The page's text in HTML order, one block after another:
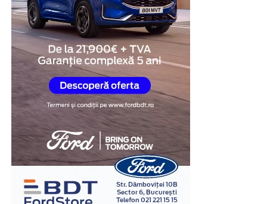
stat.
Poți verifica statutul unui avocat direct pe site-ul oficial
al baroului sau pe platformele profesionale dedicate. Un
avocat Iașiserios va avea întotdeauna aceste informații
publice și verificabile.
3. Evaluează experiența și
rezultatele
Experiența contează enorm în avocatură. Un avocat care
a gestionat sute de dosare cunoaște practica
instanțelor, știe cum reacționează procurorii și
judecătorii și poate anticipa problemele înainte ca